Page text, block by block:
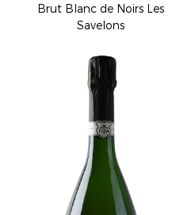
Brut Blanc de Noirs Les
Savelons